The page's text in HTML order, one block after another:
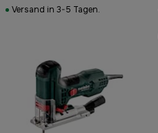
Versand in 3-5 Tagen.